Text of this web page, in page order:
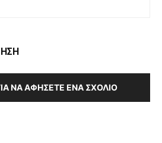
ΝΑ ΑΦΉΣΕΤΕ ΈΝΑ ΣΧΌΛΙΟ